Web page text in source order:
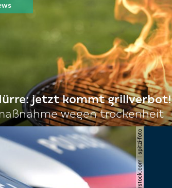
jetzt kommt grillverbot!
wegen trockenheit
© shutterstock.com | spitzi-foto